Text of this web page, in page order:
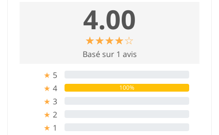
4.00
☆☆☆☆☆
★★★★★
Basé sur 1 avis
★ 5
★ 4 100%
★ 3
★ 2
★ 1